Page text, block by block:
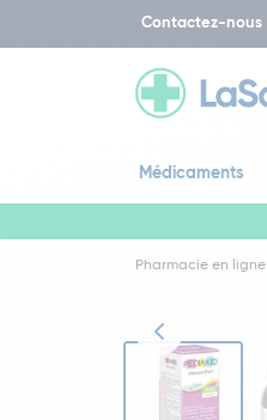
Contactez-nous
Médicaments
Pharmacie en ligne